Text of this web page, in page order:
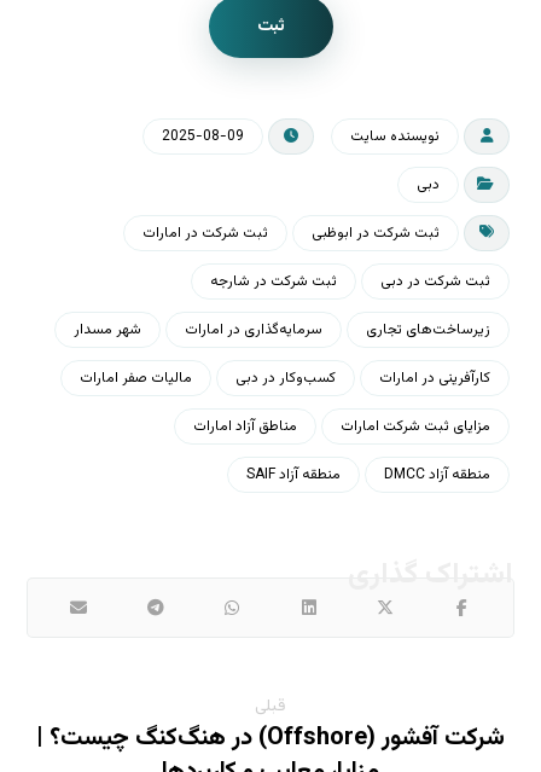
ثبت
نویسنده سایت 2025-08-09
دبی
ثبت شرکت در ابوظبی ثبت شرکت در امارات
ثبت شرکت در دبی ثبت شرکت در شارجه
زیرساخت‌های تجاری سرمایه‌گذاری در امارات شهر مسدار
کارآفرینی در امارات کسب‌وکار در دبی مالیات صفر امارات
مزایای ثبت شرکت امارات مناطق آزاد امارات
منطقه آزاد DMCC منطقه آزاد SAIF
قبلی
شرکت آفشور (Offshore) در هنگ‌کنگ چیست؟ |